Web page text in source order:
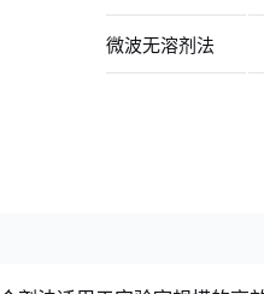
微波无溶剂法